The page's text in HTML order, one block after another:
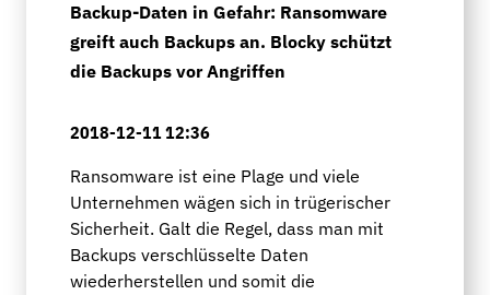
Backup-Daten in Gefahr: Ransomware
greift auch Backups an. Blocky schützt
die Backups vor Angriffen
2018-12-11 12:36
Ransomware ist eine Plage und viele
Unternehmen wägen sich in trügerischer
Sicherheit. Galt die Regel, dass man mit
Backups verschlüsselte Daten
wiederherstellen und somit die